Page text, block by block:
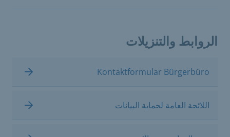
الروابط والتنزيلات
Kontaktformular Bürgerbüro
اللائحة العامة لحماية البيانات